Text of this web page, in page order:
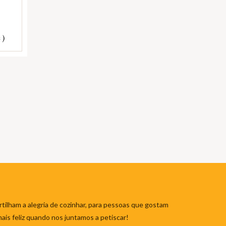
)
a alegria de cozinhar, para pessoas que gostam
feliz quando nos juntamos a petiscar!